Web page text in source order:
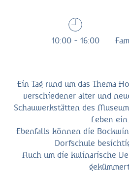
10:00 - 16:00
Ein Tag rund um das Thema
verschiedener alter und
Schauwerkstätten des
Leben ein.
Ebenfalls können die
Dorfschule
Auch um die kulinarische